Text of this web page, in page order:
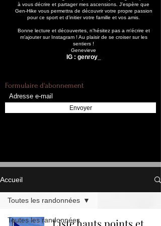
à vous décrire et partager mes ascensions. J’espère que
Gen-Hike vous permettra de découvrir votre propre passion
pour ce sport et d’initier votre famille et vos amis.
Bonne lecture et découvertes, n'hésitez pas a m'écrire et
m'ajouter sur Instagram ! Au plaisir de se croiser sur les
sentiers !
Genevieve
IG : genroy_
Formulaire d'abonnement
Envoyer
Accueil
Toutes les randonnées
Toutes les randonnées
Liste hauts points et